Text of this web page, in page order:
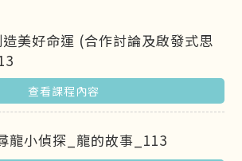
美好命運 (合作討論及啟發式思
查看課程內容
龍小偵探_龍的故事_113